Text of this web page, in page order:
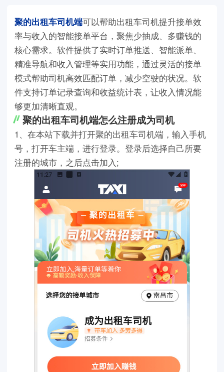
聚的出租车司机端可以帮助出租车司机提升接单效
率与收入的智能接单平台，聚焦少抽成、多赚钱的
核心需求。软件提供了实时订单推送、智能派单、
精准导航和收入管理等实用功能，通过灵活的接单
模式帮助司机高效匹配订单，减少空驶的状况。软
件支持订单记录查询和收益统计表，让收入情况能
够更加清晰直观。
聚的出租车司机端怎么注册成为司机
1、在本站下载并打开聚的出租车司机端，输入手机
号，打开车主端，进行登录。登录后选择自己所要
注册的城市，之后点击加入;